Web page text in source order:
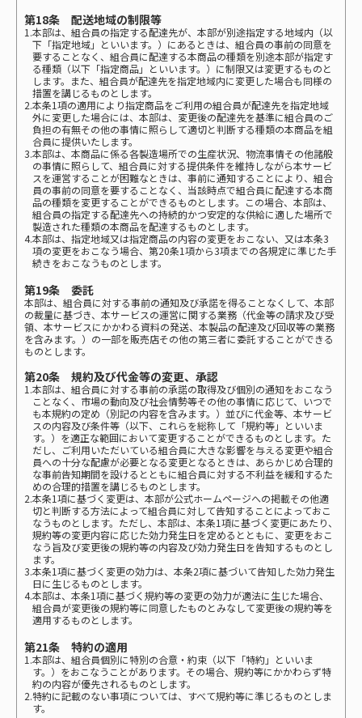
第18条 配送地域の制限等
1.本部は、組合員の指定する配達先が、本部が別途指定する地域内（以
下「指定地域」といいます。）にあるときは、組合員の事前の同意を
要することなく、組合員に配達する本商品の種類を別途本部が指定す
る種類（以下「指定商品」といいます。）に制限又は変更するものと
します。また、組合員が配達先を指定地域内に変更した場合も同様の
措置を講じるものとします。
2.本条1項の適用により指定商品をご利用の組合員が配達先を指定地域
外に変更した場合には、本部は、変更後の配達先を基準に組合員のご
負担の有無その他の事情に照らして適切と判断する種類の本商品を組
合員に提供いたします。
3.本部は、本商品に係る各製造場所での生産状況、物流事情その他諸般
の事情に照らして、組合員に対する提供条件を維持しながら本サービ
スを運営することが困難なときは、事前に通知することにより、組合
員の事前の同意を要することなく、当該時点で組合員に配達する本商
品の種類を変更することができるものとします。この場合、本部は、
組合員の指定する配達先への持続的かつ安定的な供給に適した場所で
製造された種類の本商品を配達するものとします。
4.本部は、指定地域又は指定商品の内容の変更をおこない、又は本条3
項の変更をおこなう場合、第20条1項から3項までの各規定に準じた手
続きをおこなうものとします。
第19条 委託
本部は、組合員に対する事前の通知及び承諾を得ることなくして、本部
の裁量に基づき、本サービスの運営に関する業務（代金等の請求及び受
領、本サービスにかかわる資料の発送、本製品の配達及び回収等の業務
を含みます。）の一部を販売店その他の第三者に委託することができる
ものとします。
第20条 規約及び代金等の変更、承認
1.本部は、組合員に対する事前の承諾の取得及び個別の通知をおこなう
ことなく、市場の動向及び社会情勢等その他の事情に応じて、いつで
も本規約の定め（別記の内容を含みます。）並びに代金等、本サービ
スの内容及び条件等（以下、これらを総称して「規約等」といいま
す。）を適正な範囲において変更することができるものとします。た
だし、ご利用いただいている組合員に大きな影響を与える変更や組合
員への十分な配慮が必要となる変更となるときは、あらかじめ合理的
な事前告知期間を設けるとともに組合員に対する不利益を緩和するた
めの合理的措置を講じるものとします。
2.本条1項に基づく変更は、本部が公式ホームページへの掲載その他適
切と判断する方法によって組合員に対して告知することによっておこ
なうものとします。ただし、本部は、本条1項に基づく変更にあたり、
規約等の変更内容に応じた効力発生日を定めるとともに、変更をおこ
なう旨及び変更後の規約等の内容及び効力発生日を告知するものとし
ます。
3.本条1項に基づく変更の効力は、本条2項に基づいて告知した効力発生
日に生じるものとします。
4.本部は、本条1項に基づく規約等の変更の効力が適法に生じた場合、
組合員が変更後の規約等に同意したものとみなして変更後の規約等を
適用するものとします。
第21条 特約の適用
1.本部は、組合員個別に特別の合意・約束（以下「特約」といいま
す。）をおこなうことがあります。その場合、規約等にかかわらず特
約の内容が優先されるものとします。
2.特約に記載のない事項については、すべて規約等に準じるものとしま
す。